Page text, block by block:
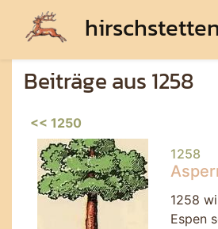
Beiträge aus 1258
<< 1250
1258
1258
Espen